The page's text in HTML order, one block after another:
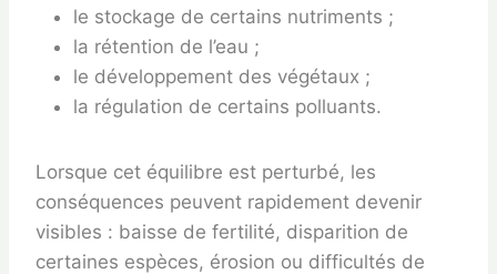
le stockage de certains nutriments ;
la rétention de l’eau ;
le développement des végétaux ;
la régulation de certains polluants.
Lorsque cet équilibre est perturbé, les
conséquences peuvent rapidement devenir
visibles : baisse de fertilité, disparition de
certaines espèces, érosion ou difficultés de